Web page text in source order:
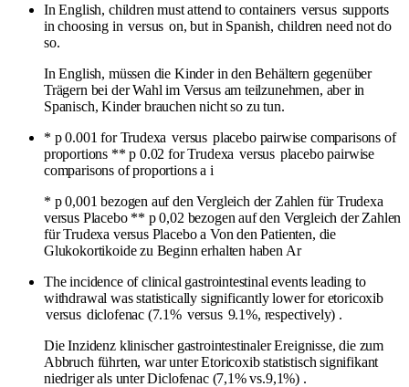
In English, children must attend to containers versus supports
in choosing in versus on, but in Spanish, children need not do
so.
In English, müssen die Kinder in den Behältern gegenüber
Trägern bei der Wahl im Versus am teilzunehmen, aber in
Spanisch, Kinder brauchen nicht so zu tun.
* p 0.001 for Trudexa versus placebo pairwise comparisons of
proportions ** p 0.02 for Trudexa versus placebo pairwise
comparisons of proportions a i
* p 0,001 bezogen auf den Vergleich der Zahlen für Trudexa
versus Placebo ** p 0,02 bezogen auf den Vergleich der Zahlen
für Trudexa versus Placebo a Von den Patienten, die
Glukokortikoide zu Beginn erhalten haben Ar
The incidence of clinical gastrointestinal events leading to
withdrawal was statistically significantly lower for etoricoxib
versus diclofenac (7.1% versus 9.1%, respectively) .
Die Inzidenz klinischer gastrointestinaler Ereignisse, die zum
Abbruch führten, war unter Etoricoxib statistisch signifikant
niedriger als unter Diclofenac (7,1% vs.9,1%) .